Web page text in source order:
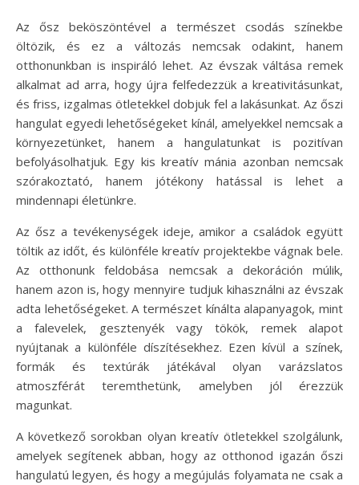
Az ősz beköszöntével a természet csodás színekbe
öltözik, és ez a változás nemcsak odakint, hanem
otthonunkban is inspiráló lehet. Az évszak váltása remek
alkalmat ad arra, hogy újra felfedezzük a kreativitásunkat,
és friss, izgalmas ötletekkel dobjuk fel a lakásunkat. Az őszi
hangulat egyedi lehetőségeket kínál, amelyekkel nemcsak a
környezetünket, hanem a hangulatunkat is pozitívan
befolyásolhatjuk. Egy kis kreatív mánia azonban nemcsak
szórakoztató, hanem jótékony hatással is lehet a
mindennapi életünkre.
Az ősz a tevékenységek ideje, amikor a családok együtt
töltik az időt, és különféle kreatív projektekbe vágnak bele.
Az otthonunk feldobása nemcsak a dekoráción múlik,
hanem azon is, hogy mennyire tudjuk kihasználni az évszak
adta lehetőségeket. A természet kínálta alapanyagok, mint
a falevelek, gesztenyék vagy tökök, remek alapot
nyújtanak a különféle díszítésekhez. Ezen kívül a színek,
formák és textúrák játékával olyan varázslatos
atmoszférát teremthetünk, amelyben jól érezzük
magunkat.
A következő sorokban olyan kreatív ötletekkel szolgálunk,
amelyek segítenek abban, hogy az otthonod igazán őszi
hangulatú legyen, és hogy a megújulás folyamata ne csak a